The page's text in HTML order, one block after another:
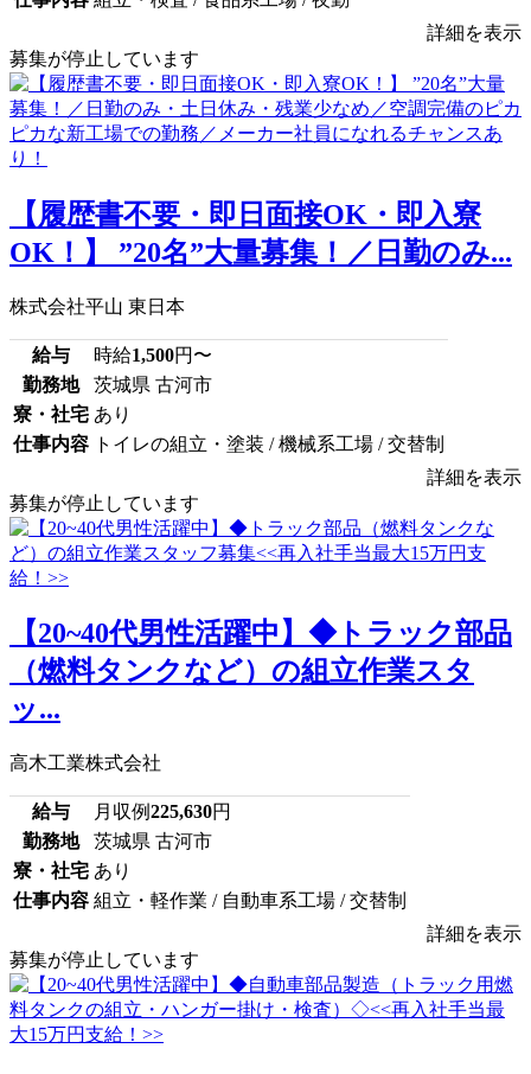
詳細を表示
募集が停止しています
【履歴書不要・即日面接OK・即入寮
OK！】 ”20名”大量募集！／日勤のみ...
株式会社平山 東日本
給与 時給1,500円〜
勤務地
茨城県 古河市
寮・社宅 あり
仕事内容 トイレの組立・塗装 / 機械系工場 / 交替制
詳細を表示
募集が停止しています
【20~40代男性活躍中】◆トラック部品
（燃料タンクなど）の組立作業スタ
ッ...
高木工業株式会社
給与 月収例225,630円
勤務地
茨城県 古河市
寮・社宅 あり
仕事内容 組立・軽作業 / 自動車系工場 / 交替制
詳細を表示
募集が停止しています